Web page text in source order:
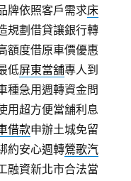
牌依照客戶需求床
規劃借貸讓銀行轉
額度借原車價優惠
低屏東當舖專人到
種急用週轉資金問
用超方便當舖利息
借款申辦土城免留
約安心週轉鶯歌汽
融資新北市合法當